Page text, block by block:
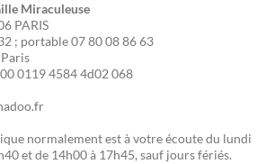
Miraculeuse
PARIS
; portable 07 80 08 86 63
0119 4584 4d02 068
normalement est à votre écoute du lundi
et de 14h00 à 17h45, sauf jours fériés.